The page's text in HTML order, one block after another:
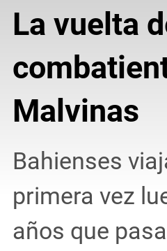
La vuelta
Malvinas
Bahienses
primera vez
años que